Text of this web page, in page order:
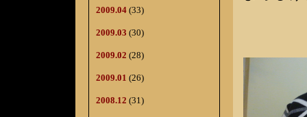
2009.04 (33)
2009.03 (30)
2009.02 (28)
2009.01 (26)
2008.12 (31)